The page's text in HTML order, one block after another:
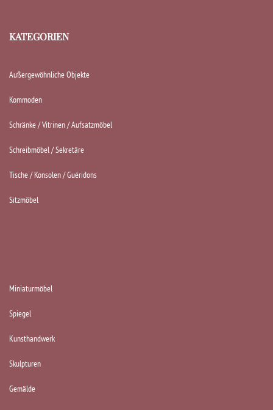
KATEGORIEN
Außergewöhnliche Objekte
Kommoden
Schränke / Vitrinen / Aufsatzmöbel
Schreibmöbel / Sekretäre
Tische / Konsolen / Guéridons
Sitzmöbel
Miniaturmöbel
Spiegel
Kunsthandwerk
Skulpturen
Gemälde